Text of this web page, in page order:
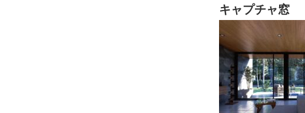
キャプチャ窓